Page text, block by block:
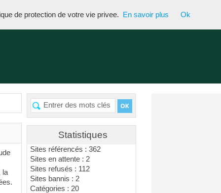
Statistiques
Sites référencés : 362
Sites en attente : 2
Sites refusés : 112
Sites bannis : 2
Catégories : 20
la
de protection de votre vie privee. En savoir plus Ok